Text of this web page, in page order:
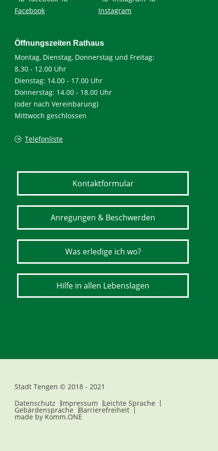
Facebook
Instagram
Öffnungszeiten Rathaus
Montag, Dienstag, Donnerstag und Freitag:
8.30 - 12.00 Uhr
Dienstag: 14.00 - 17.00 Uhr
Donnerstag: 14.00 - 18.00 Uhr
(oder nach Vereinbarung)
Mittwoch geschlossen
Telefonliste
Kontaktformular
Anregungen & Beschwerden
Was erledige ich wo?
Hilfe in allen Lebenslagen
Stadt Tengen © 2018 - 2021
Datenschutz
Impressum Leichte Sprache
Gebärdensprache Barrierefreiheit
made by Komm.ONE